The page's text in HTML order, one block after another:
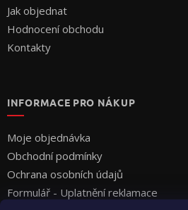
Jak objednat
Hodnocení obchodu
Kontakty
INFORMACE PRO NÁKUP
Moje objednávka
Obchodní podmínky
Ochrana osobních údajů
Formulář - Uplatnění reklamace